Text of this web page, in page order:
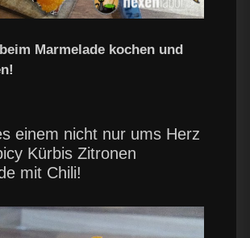
Marmelade kochen und
einem nicht nur ums Herz
Kürbis Zitronen
mit Chili!